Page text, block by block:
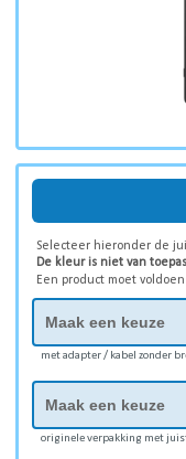
Selecteer hieronder de
De kleur is niet van
Een product moet voldoen
met adapter / kabel zonder
originele verpakking met